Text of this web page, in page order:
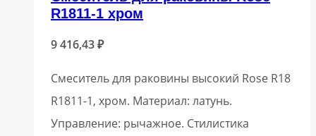
R1811-1 хром
9 416,43₽
Смеситель для раковины высокий Rose R18
R1811-1, хром. Материал: латунь.
Управление: рычажное. Стилистика